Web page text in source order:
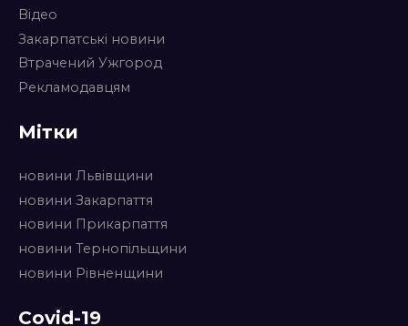
Відео
Закарпатські новини
Втрачений Ужгород
Рекламодавцям
Мітки
новини Львівщини
новини Закарпаття
новини Прикарпаття
новини Тернопільщини
новини Рівненщини
Covid-19